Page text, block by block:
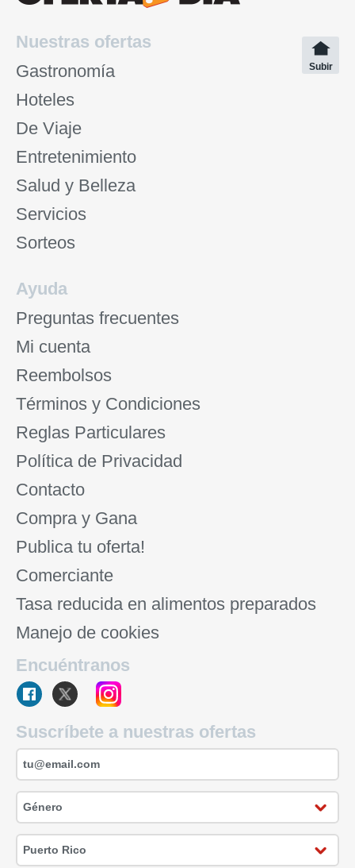
Nuestras ofertas
Gastronomía
Hoteles
De Viaje
Entretenimiento
Salud y Belleza
Servicios
Sorteos
Subir
Ayuda
Preguntas frecuentes
Mi cuenta
Reembolsos
Términos y Condiciones
Reglas Particulares
Política de Privacidad
Contacto
Compra y Gana
Publica tu oferta!
Comerciante
Tasa reducida en alimentos preparados
Manejo de cookies
Encuéntranos
Suscríbete a nuestras ofertas